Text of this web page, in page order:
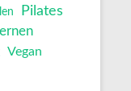
Pilates
Vegan